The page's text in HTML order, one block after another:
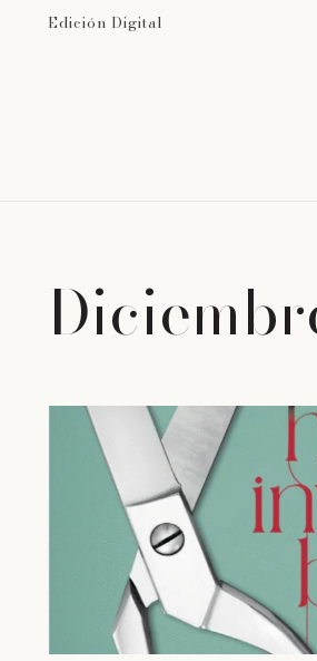
Edición Digital